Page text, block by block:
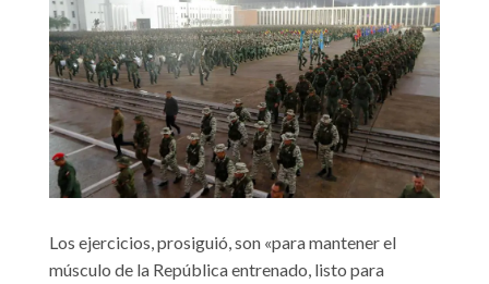
Los ejercicios, prosiguió, son «para mantener el
músculo de la República entrenado, listo para